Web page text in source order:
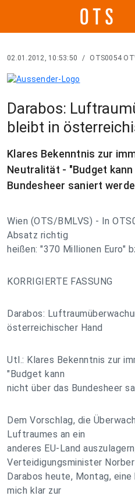
02.01.2012, 10:53:50 / OTS0054
Darabos:
bleibt in
Klares Bekenntnis zur
Neutralität - "Budget
Bundesheer saniert
Wien (OTS/BMLVS) - In
Absatz richtig
heißen: "370 Millionen Euro"
KORRIGIERTE FASSUNG
Darabos:
österreichischer Hand
Utl.: Klares Bekenntnis zur
"Budget kann
nicht über das Bundesheer
Dem Vorschlag, die
Luftraumes an ein
anderes EU-Land
Verteidigungsminister
Darabos heute, Montag,
mich klar zur